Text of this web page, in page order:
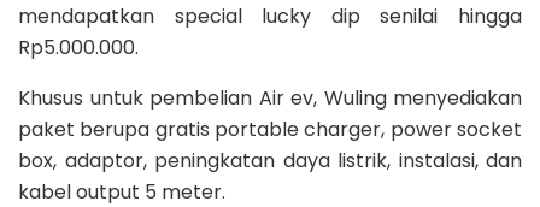
mendapatkan special lucky dip senilai hingga
Rp5.000.000.
Khusus untuk pembelian Air ev, Wuling menyediakan
paket berupa gratis portable charger, power socket
box, adaptor, peningkatan daya listrik, instalasi, dan
kabel output 5 meter.